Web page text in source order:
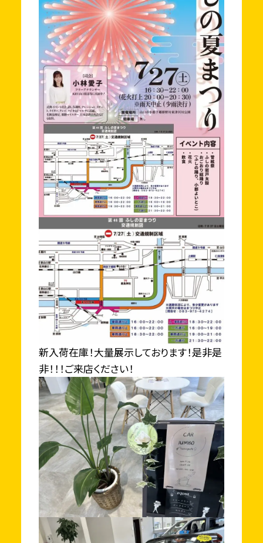
新入荷在庫！大量展示しております！是非是
非！！！ご来店ください！